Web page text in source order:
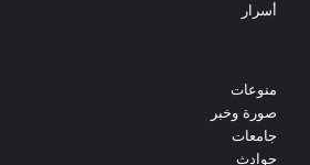
أسرار
منوعات
صورة وخبر
جامعات
حوادث